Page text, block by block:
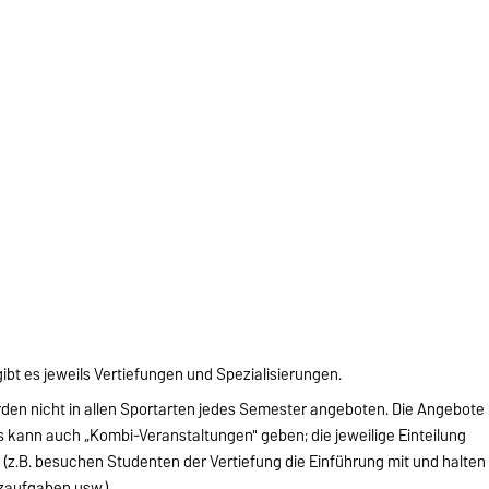
es jeweils Vertiefungen und Spezialisierungen.
nicht in allen Sportarten jedes Semester angeboten. Die Angebote
auch „Kombi-Veranstaltungen" geben; die jeweilige Einteilung
besuchen Studenten der Vertiefung die Einführung mit und halten